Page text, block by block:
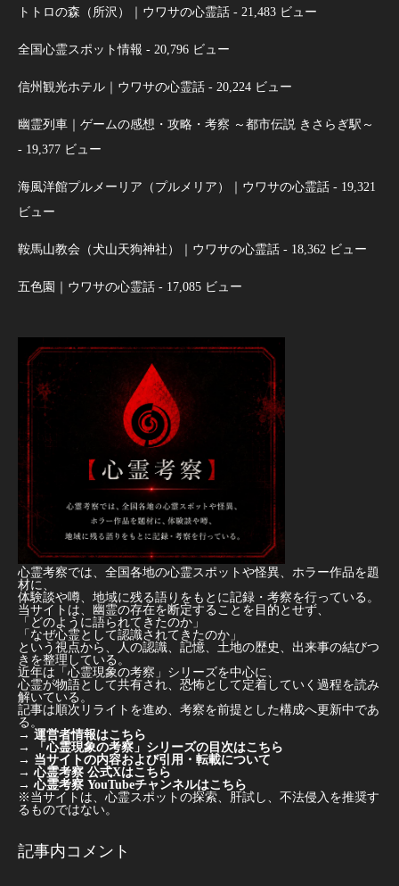
トトロの森（所沢）｜ウワサの心霊話 - 21,483 ビュー
全国心霊スポット情報 - 20,796 ビュー
信州観光ホテル｜ウワサの心霊話 - 20,224 ビュー
幽霊列車｜ゲームの感想・攻略・考察 ～都市伝説 きさらぎ駅～
- 19,377 ビュー
海風洋館プルメーリア（プルメリア）｜ウワサの心霊話 - 19,321
ビュー
鞍馬山教会（犬山天狗神社）｜ウワサの心霊話 - 18,362 ビュー
五色園｜ウワサの心霊話 - 17,085 ビュー
心霊考察では、全国各地の心霊スポットや怪異、ホラー作品を題
材に、
体験談や噂、地域に残る語りをもとに記録・考察を行っている。
当サイトは、幽霊の存在を断定することを目的とせず、
「どのように語られてきたのか」
「なぜ心霊として認識されてきたのか」
という視点から、人の認識、記憶、土地の歴史、出来事の結びつ
きを整理している。
近年は「心霊現象の考察」シリーズを中心に、
心霊が物語として共有され、恐怖として定着していく過程を読み
解いている。
記事は順次リライトを進め、考察を前提とした構成へ更新中であ
る。
→ 運営者情報はこちら
→
「心霊現象の考察」シリーズの目次はこちら
→ 当サイトの内容および引用・転載について
→ 心霊考察 公式Xはこちら
→ 心霊考察 YouTubeチャンネルはこちら
※当サイトは、心霊スポットの探索、肝試し、不法侵入を推奨す
るものではない。
記事内コメント